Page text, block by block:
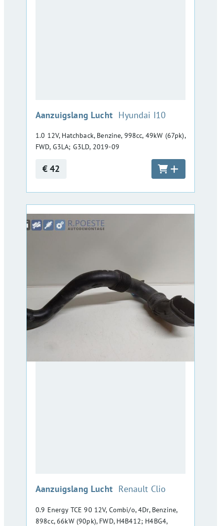
Aanzuigslang Lucht :Hyundai I10
1.0 12V, Hatchback, Benzine, 998cc, 49kW (67pk),
FWD, G3LA; G3LD, 2019-09
€ 42
Aanzuigslang Lucht :Renault Clio
0.9 Energy TCE 90 12V, Combi/o, 4Dr, Benzine,
898cc, 66kW (90pk), FWD, H4B412; H4BG4,